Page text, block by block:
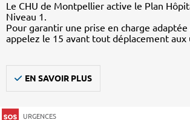
Le CHU de Montpellier active le Plan
Niveau 1.
Pour garantir une prise en charge adaptée
appelez le 15 avant tout déplacement aux
EN SAVOIR PLUS
URGENCES